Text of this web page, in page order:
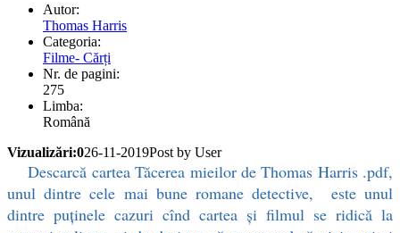
Autor:
Thomas Harris
Categoria:
Filme- Cărți
Nr. de pagini:
275
Limba:
Română
Vizualizări:026-11-2019Post by User
Descarcă cartea Tăcerea mieilor de Thomas Harris .pdf,
unul dintre cele mai bune romane detective, este unul
dintre puținele cazuri cînd cartea și filmul se ridică la